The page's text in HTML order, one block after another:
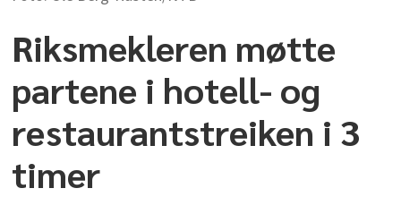
Riksmekleren møtte
partene i hotell- og
restaurantstreiken i 3
timer